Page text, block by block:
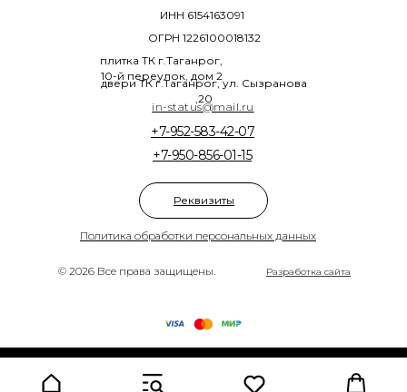
© 2026 Все права защищены.
Политика обработки персональных данных
+7-950-856-01-15
+7-952-583-42-07
плитка ТК г.Таганрог,
10-й переулок, дом 2
двери ТК г.Таганрог, ул. Сызранова
,20
ОГРН 1226100018132
ИНН 6154163091
Разработка сайта
in-status@mail.ru
Реквизиты
Made on Tilda